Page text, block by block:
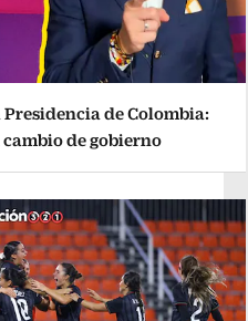
de Colombia:
de gobierno